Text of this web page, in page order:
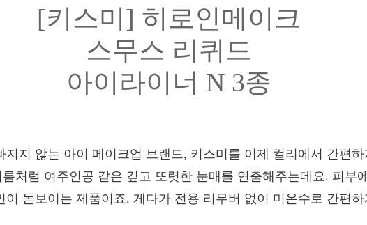
[키스미] 히로인메이크
스무스 리퀴드
아이라이너 N 3종
지지 않는 아이 메이크업 브랜드, 키스미를 이제 컬리에서 간편
처럼 여주인공 같은 깊고 또렷한 눈매를 연출해주는데요. 피부
돋보이는 제품이죠. 게다가 전용 리무버 없이 미온수로 간편